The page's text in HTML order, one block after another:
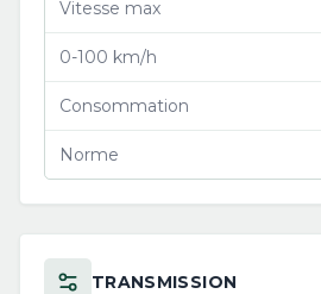
Vitesse max
0-100 km/h
Consommation
Norme
TRANSMISSION